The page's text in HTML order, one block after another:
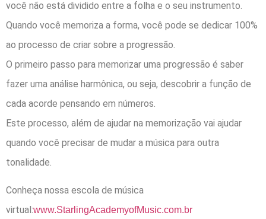
você não está dividido entre a folha e o seu instrumento.
Quando você memoriza a forma, você pode se dedicar 100%
ao processo de criar sobre a progressão.
O primeiro passo para memorizar uma progressão é saber
fazer uma análise harmônica, ou seja, descobrir a função de
cada acorde pensando em números.
Este processo, além de ajudar na memorização vai ajudar
quando você precisar de mudar a música para outra
tonalidade.
Conheça nossa escola de música
virtual:www.StarlingAcademyofMusic.com.br